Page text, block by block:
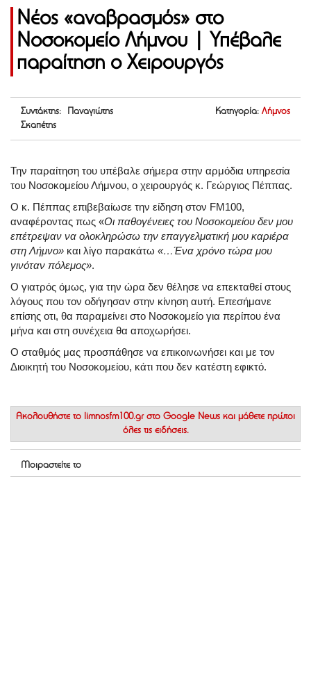
Νέος «αναβρασμός» στο
Νοσοκομείο Λήμνου | Υπέβαλε
παραίτηση ο Χειρουργός
Συντάκτης: Παναγιώτης
Σκαπέτης
Κατηγορία: Λήμνος
Την παραίτηση του υπέβαλε σήμερα στην αρμόδια υπηρεσία
του Νοσοκομείου Λήμνου, ο χειρουργός κ. Γεώργιος Πέππας.
Ο κ. Πέππας επιβεβαίωσε την είδηση στον FM100,
αναφέροντας πως «Οι παθογένειες του Νοσοκομείου δεν μου
επέτρεψαν να ολοκληρώσω την επαγγελματική μου καριέρα
στη Λήμνο» και λίγο παρακάτω «…Ένα χρόνο τώρα μου
γινόταν πόλεμος».
Ο γιατρός όμως, για την ώρα δεν θέλησε να επεκταθεί στους
λόγους που τον οδήγησαν στην κίνηση αυτή. Επεσήμανε
επίσης οτι, θα παραμείνει στο Νοσοκομείο για περίπου ένα
μήνα και στη συνέχεια θα αποχωρήσει.
Ο σταθμός μας προσπάθησε να επικοινωνήσει και με τον
Διοικητή του Νοσοκομείου, κάτι που δεν κατέστη εφικτό.
Ακολουθήστε το limnosfm100.gr στο Google News και μάθετε πρώτοι
όλες τις ειδήσεις.
Μοιραστείτε το